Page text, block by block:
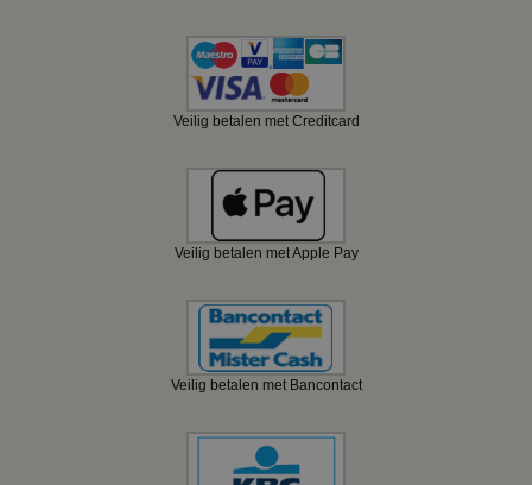
Veilig betalen met Creditcard
Veilig betalen met Apple Pay
Veilig betalen met Bancontact